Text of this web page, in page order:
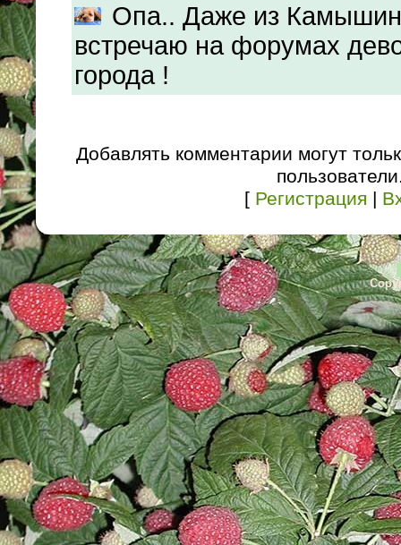
Опа.. Даже из
встречаю на форумах
города !
Добавлять комментарии могут
[ Регистрация |